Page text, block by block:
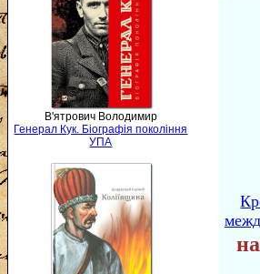
В'ятрович Володимир
Генерал Кук. Біографія покоління
УПА